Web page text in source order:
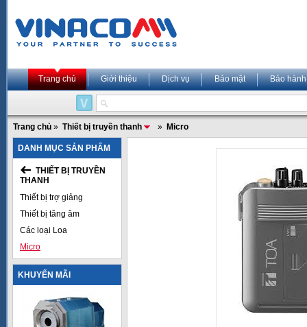
Trang chủ Giới thiệu Dịch vụ Bảo mật Bảo hành
Trang chủ » Thiết bị truyền thanh » Micro
DANH MỤC SẢN PHẨM
THIẾT BỊ TRUYỀN
THANH
Thiết bị trợ giảng
Thiết bị tăng âm
Các loại Loa
Micro
KHUYẾN MÃI